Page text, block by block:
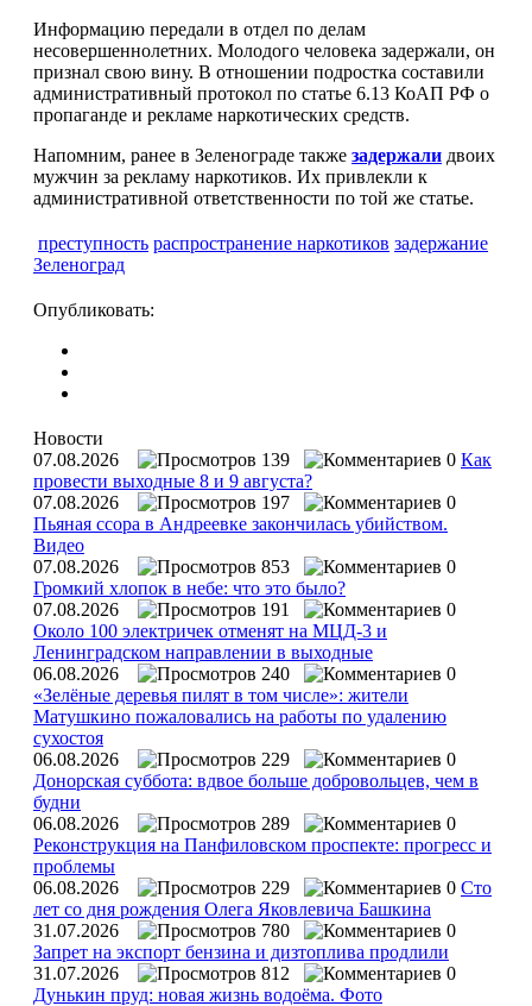
Информацию передали в отдел по делам
несовершеннолетних. Молодого человека задержали, он
признал свою вину. В отношении подростка составили
административный протокол по статье 6.13 КоАП РФ о
пропаганде и рекламе наркотических средств.
Напомним, ранее в Зеленограде также задержали двоих
мужчин за рекламу наркотиков. Их привлекли к
административной ответственности по той же статье.
преступность распространение наркотиков задержание
Зеленоград
Опубликовать:
Новости
07.08.2026
139 0 Как
провести выходные 8 и 9 августа?
07.08.2026
197
0
Пьяная ссора в Андреевке закончилась убийством.
Видео
07.08.2026
853
0
Громкий хлопок в небе: что это было?
07.08.2026
191
0
Около 100 электричек отменят на МЦД-3 и
Ленинградском направлении в выходные
06.08.2026
240
0
«Зелёные деревья пилят в том числе»: жители
Матушкино пожаловались на работы по удалению
сухостоя
06.08.2026
229
0
Донорская суббота: вдвое больше добровольцев, чем в
будни
06.08.2026
289
0
Реконструкция на Панфиловском проспекте: прогресс и
проблемы
06.08.2026
229 0 Сто
лет со дня рождения Олега Яковлевича Башкина
31.07.2026
780
0
Запрет на экспорт бензина и дизтоплива продлили
31.07.2026
812
0
Дунькин пруд: новая жизнь водоёма. Фото